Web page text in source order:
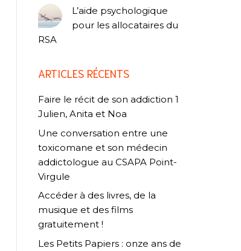
L’aide psychologique
pour les allocataires du
RSA
ARTICLES RÉCENTS
Faire le récit de son addiction 1
Julien, Anita et Noa
Une conversation entre une
toxicomane et son médecin
addictologue au CSAPA Point-
Virgule
Accéder à des livres, de la
musique et des films
gratuitement !
Les Petits Papiers : onze ans de